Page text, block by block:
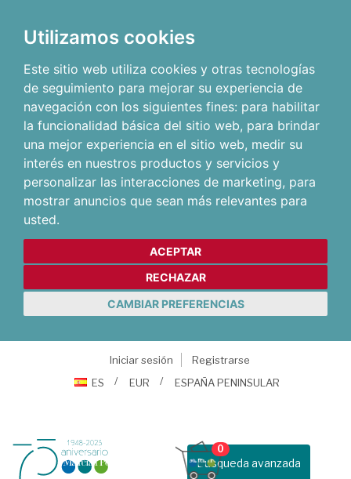
Utilizamos cookies
Este sitio web utiliza cookies y otras tecnologías
de seguimiento para mejorar su experiencia de
navegación con los siguientes fines: para habilitar
la funcionalidad básica del sitio web, para brindar
una mejor experiencia en el sitio web, medir su
interés en nuestros productos y servicios y
personalizar las interacciones de marketing, para
mostrar anuncios que sean más relevantes para
usted.
ACEPTAR
RECHAZAR
CAMBIAR PREFERENCIAS
Iniciar sesión
Registrarse
ES
EUR ESPAÑA PENINSULAR
Busqueda avanzada
0